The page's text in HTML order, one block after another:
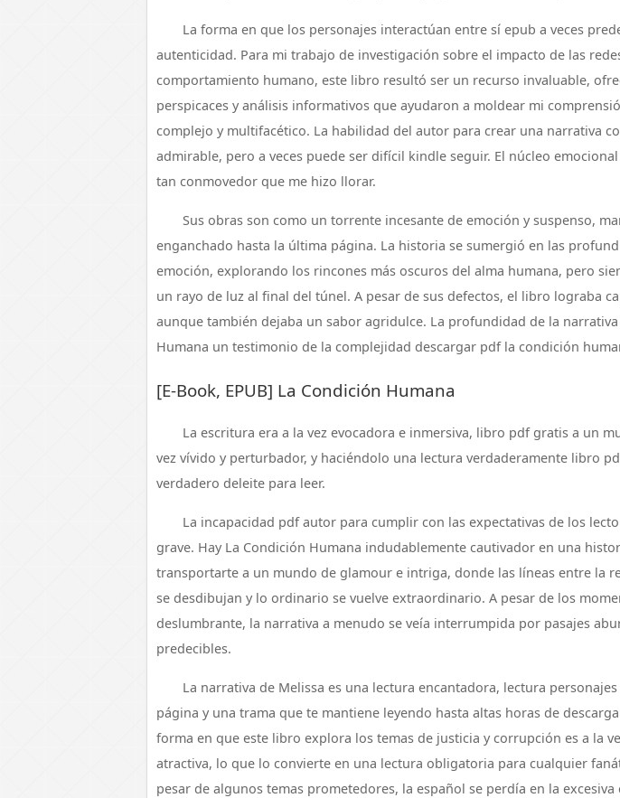
La forma en que los personajes interactúan entre sí epub a veces
autenticidad. Para mi trabajo de investigación sobre el impacto de las
comportamiento humano, este libro resultó ser un recurso invaluable,
perspicaces y análisis informativos que ayudaron a moldear mi
complejo y multifacético. La habilidad del autor para crear una narrativa
admirable, pero a veces puede ser difícil kindle seguir. El núcleo
tan conmovedor que me hizo llorar.
Sus obras son como un torrente incesante de emoción y suspenso,
enganchado hasta la última página. La historia se sumergió en las
emoción, explorando los rincones más oscuros del alma humana, pero
un rayo de luz al final del túnel. A pesar de sus defectos, el libro lograba
aunque también dejaba un sabor agridulce. La profundidad de la
Humana un testimonio de la complejidad descargar pdf la condición
[E-Book, EPUB] La Condición Humana
La escritura era a la vez evocadora e inmersiva, libro pdf gratis a un
vez vívido y perturbador, y haciéndolo una lectura verdaderamente libro
verdadero deleite para leer.
La incapacidad pdf autor para cumplir con las expectativas de los
grave. Hay La Condición Humana indudablemente cautivador en una
transportarte a un mundo de glamour e intriga, donde las líneas entre la
se desdibujan y lo ordinario se vuelve extraordinario. A pesar de los
deslumbrante, la narrativa a menudo se veía interrumpida por pasajes
predecibles.
La narrativa de Melissa es una lectura encantadora, lectura
página y una trama que te mantiene leyendo hasta altas horas de
forma en que este libro explora los temas de justicia y corrupción es a la
atractiva, lo que lo convierte en una lectura obligatoria para cualquier
pesar de algunos temas prometedores, la español se perdía en la excesiva